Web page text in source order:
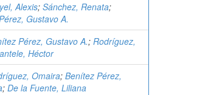
Alexis; Sánchez, Renata;
Gustavo A.
Pérez, Gustavo A.; Rodríguez,
Héctor
Omaira; Benítez Pérez,
; De la Fuente, Liliana